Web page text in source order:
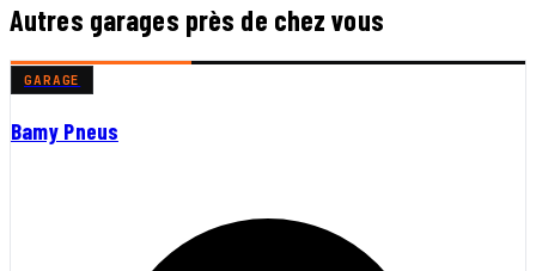
Autres garages près de chez vous
GARAGE
Bamy Pneus